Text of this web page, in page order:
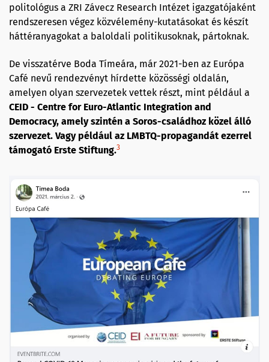
politológus a ZRI Závecz Research Intézet igazgatójaként
rendszeresen végez közvélemény-kutatásokat és készít
háttéranyagokat a baloldali politikusoknak, pártoknak.
De visszatérve Boda Tímeára, már 2021-ben az Európa
Café nevű rendezvényt hírdette közösségi oldalán,
amelyen olyan szervezetek vettek részt, mint például a
CEID - Centre for Euro-Atlantic Integration and
Democracy, amely szintén a Soros-családhoz közel álló
szervezet. Vagy például az LMBTQ-propagandát ezerrel
támogató Erste Stiftung.3